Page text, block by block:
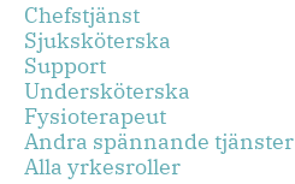
Chefstjänst
Sjuksköterska
Support
Undersköterska
Fysioterapeut
Andra spännande tjänster
Alla yrkesroller